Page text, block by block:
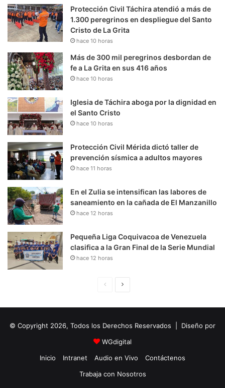
Protección Civil Táchira atendió a más de
1.300 peregrinos en despliegue del Santo
Cristo de La Grita
hace 10 horas
Más de 300 mil peregrinos desbordan de
fe a La Grita en sus 416 años
hace 10 horas
Iglesia de Táchira aboga por la dignidad en
el Santo Cristo
hace 10 horas
Protección Civil Mérida dictó taller de
prevención sísmica a adultos mayores
hace 11 horas
En el Zulia se intensifican las labores de
saneamiento en la cañada de El Manzanillo
hace 12 horas
Pequeña Liga Coquivacoa de Venezuela
clasifica a la Gran Final de la Serie Mundial
hace 12 horas
i
n
a
u
i
e
© Copyright 2026, Todos los Derechos Reservados | Diseño por
WGdigital
Inicio
Intranet Audio en Vivo
Contáctenos
Trabaja con Nosotros